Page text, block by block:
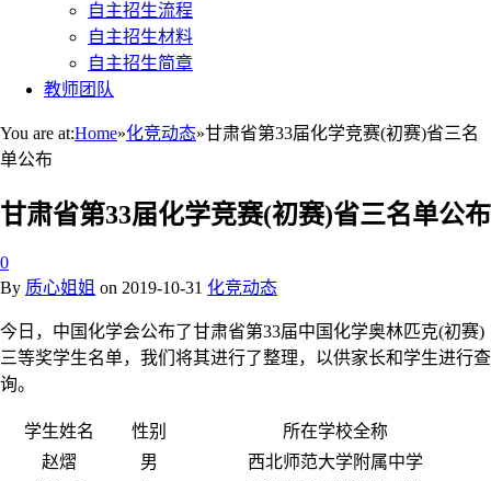
自主招生流程
自主招生材料
自主招生简章
教师团队
You are at:Home»化竞动态»甘肃省第33届化学竞赛(初赛)省三名
单公布
甘肃省第33届化学竞赛(初赛)省三名单公布
0
By 质心姐姐 on 2019-10-31 化竞动态
今日，中国化学会公布了甘肃省第33届中国化学奥林匹克(初赛)
三等奖学生名单，我们将其进行了整理，以供家长和学生进行查
询。
学生姓名 性别
所在学校全称
赵熠
男
西北师范大学附属中学